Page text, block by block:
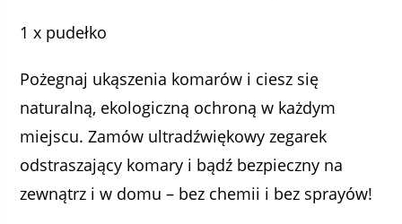
1 x pudełko
Pożegnaj ukąszenia komarów i ciesz się
naturalną, ekologiczną ochroną w każdym
miejscu. Zamów ultradźwiękowy zegarek
odstraszający komary i bądź bezpieczny na
zewnątrz i w domu – bez chemii i bez sprayów!